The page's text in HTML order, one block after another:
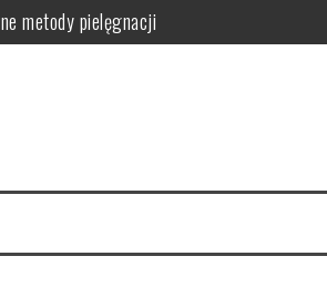
metody pielęgnacji
Podstawowe zasady
i przepisy DIY
– smukłe nogi w 4 tygodnie